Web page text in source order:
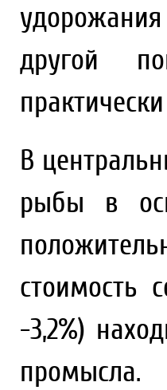
другой
В
рыбы в
стоимость
-3,2%)
промысла.